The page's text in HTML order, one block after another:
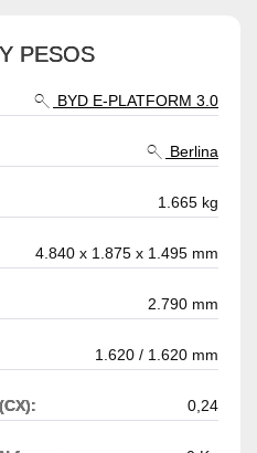
PESOS
BYD E-PLATFORM 3.0
Berlina
1.665 kg
4.840 x 1.875 x 1.495 mm
2.790 mm
1.620 / 1.620 mm
0,24